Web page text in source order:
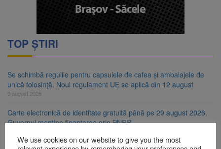
TOP ȘTIRI
Se schimbă regulile pentru capsulele de cafea și ambalajele de
unică folosință. Noul regulament UE se aplică din 12 august
9 august 2026
Carte electronică de identitate gratuită până pe 29 august 2026.
Guvernul menține finanțarea prin PNRR
We use cookies on our website to give you the most